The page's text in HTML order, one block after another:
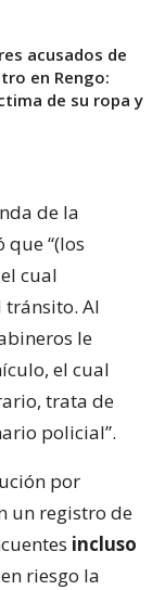
acusados de
en Rengo:
de su ropa y
de la
“(los
cual
tránsito. Al
le
el cual
trata de
policial”.
por
un registro de
incluso
riesgo la